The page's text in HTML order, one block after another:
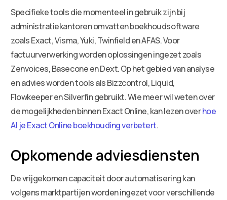
Specifieke tools die momenteel in gebruik zijn bij
administratiekantoren omvatten boekhoudsoftware
zoals Exact, Visma, Yuki, Twinfield en AFAS. Voor
factuurverwerking worden oplossingen ingezet zoals
Zenvoices, Basecone en Dext. Op het gebied van analyse
en advies worden tools als Bizzcontrol, Liquid,
Flowkeeper en Silverfin gebruikt. Wie meer wil weten over
de mogelijkheden binnen Exact Online, kan lezen overhoe
AI je Exact Online boekhouding verbetert.
Opkomende adviesdiensten
De vrijgekomen capaciteit door automatisering kan
volgens marktpartijen worden ingezet voor verschillende